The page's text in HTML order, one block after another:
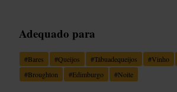
Adequado para
#Bares #Queijos #Tábuadequeijos #Vinho
#Broughton #Edimburgo #Noite